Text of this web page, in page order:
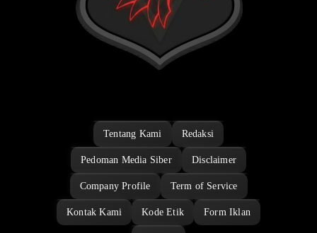
Tentang Kami Redaksi
Pedoman Media Siber Disclaimer
Company Profile Term of Service
Kontak Kami Kode Etik Form Iklan